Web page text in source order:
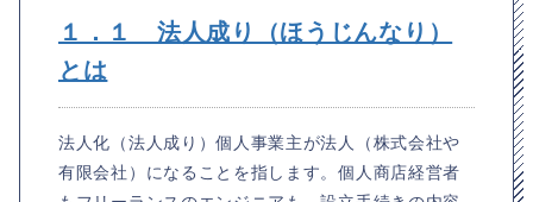
１．１ 法人成り（ほうじんなり）
とは
法人化（法人成り）個人事業主が法人（株式会社や
有限会社）になることを指します。個人商店経営者